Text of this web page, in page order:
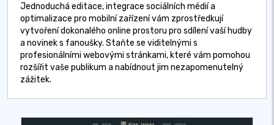
Jednoduchá editace, integrace sociálních médií a
optimalizace pro mobilní zařízení vám zprostředkují
vytvoření dokonalého online prostoru pro sdílení vaší hudby
a novinek s fanoušky. Staňte se viditelnými s
profesionálními webovými stránkami, které vám pomohou
rozšířit vaše publikum a nabídnout jim nezapomenutelný
zážitek.